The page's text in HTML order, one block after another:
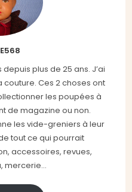
plus de 25 ans. J’ai
couture. Ces 2 choses ont
les poupées à
de magazine ou non.
les vide-greniers à leur
tout ce qui pourrait
accessoires, revues,
mercerie...